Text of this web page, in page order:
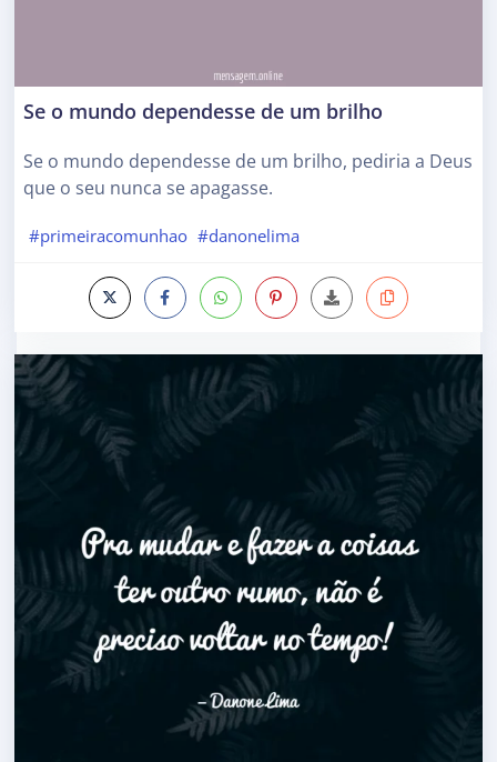
Se o mundo dependesse de um brilho
Se o mundo dependesse de um brilho, pediria a Deus
que o seu nunca se apagasse.
#primeiracomunhao #danonelima